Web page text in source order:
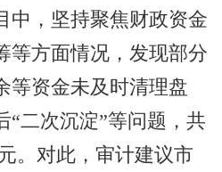
中，坚持聚焦财政资金
等方面情况，发现部分
等资金未及时清理盘
“二次沉淀”等问题，共
。对此，审计建议市